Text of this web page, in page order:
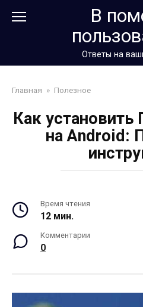
В
Ответы на
Главная » Полезное
Как установить
на Android:
Время чтения
12 мин.
Комментарии
0